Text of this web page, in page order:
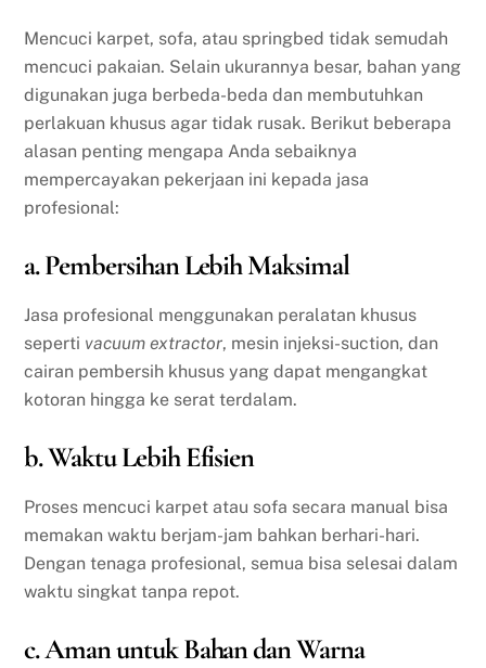
Mencuci karpet, sofa, atau springbed tidak semudah
mencuci pakaian. Selain ukurannya besar, bahan yang
digunakan juga berbeda-beda dan membutuhkan
perlakuan khusus agar tidak rusak. Berikut beberapa
alasan penting mengapa Anda sebaiknya
mempercayakan pekerjaan ini kepada jasa
profesional:
a. Pembersihan Lebih Maksimal
Jasa profesional menggunakan peralatan khusus
seperti vacuum extractor, mesin injeksi-suction, dan
cairan pembersih khusus yang dapat mengangkat
kotoran hingga ke serat terdalam.
b. Waktu Lebih Efisien
Proses mencuci karpet atau sofa secara manual bisa
memakan waktu berjam-jam bahkan berhari-hari.
Dengan tenaga profesional, semua bisa selesai dalam
waktu singkat tanpa repot.
c. Aman untuk Bahan dan Warna